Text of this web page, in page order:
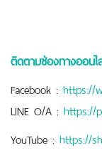
ติดตามช่องทางออน
Facebook : https://
LINE O/A : https://
YouTube : https://